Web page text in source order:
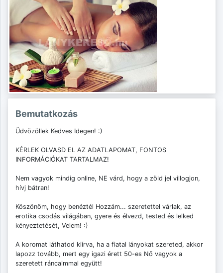
Bemutatkozás
Üdvözöllek Kedves Idegen! :)
KÉRLEK OLVASD EL AZ ADATLAPOMAT, FONTOS
INFORMÁCIÓKAT TARTALMAZ!
Nem vagyok mindig online, NE várd, hogy a zöld jel villogjon,
hívj bátran!
Köszönöm, hogy benéztél Hozzám... szeretettel várlak, az
erotika csodás világában, gyere és élvezd, tested és lelked
kényeztetését, Velem! :)
A koromat láthatod kiírva, ha a fiatal lányokat szereted, akkor
lapozz tovább, mert egy igazi érett 50-es Nő vagyok a
szeretett ráncaimmal együtt!